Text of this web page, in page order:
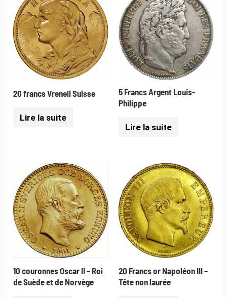
20 francs Vreneli Suisse
Lire la suite
5 Francs Argent Louis-
Philippe
Lire la suite
10 couronnes Oscar II – Roi
de Suède et de Norvège
20 Francs or Napoléon III –
Tête non laurée